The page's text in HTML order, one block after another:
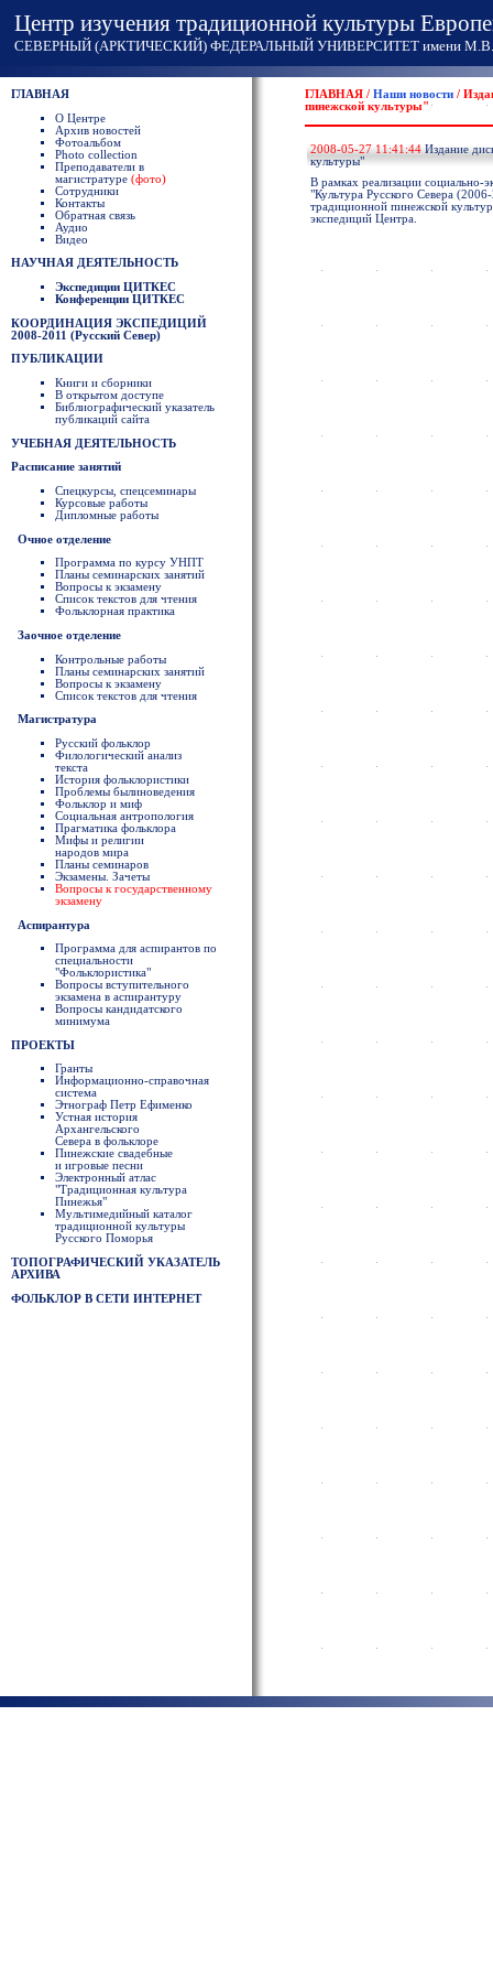
Центр изучения традиционной культуры
СЕВЕРНЫЙ (АРКТИЧЕСКИЙ) ФЕДЕРАЛЬНЫЙ УНИВЕРСИТЕТ имени М.В.
ГЛАВНАЯ
О Центре
Архив новостей
Фотоальбом
Photo collection
Преподаватели в
магистратуре (фото)
Сотрудники
Контакты
Обратная связь
Аудио
Видео
НАУЧНАЯ ДЕЯТЕЛЬНОСТЬ
Экспедиции ЦИТКЕС
Конференции ЦИТКЕС
КООРДИНАЦИЯ ЭКСПЕДИЦИЙ
2008-2011 (Русский Север)
ПУБЛИКАЦИИ
Книги и сборники
В открытом доступе
Библиографический указатель
публикаций сайта
УЧЕБНАЯ ДЕЯТЕЛЬНОСТЬ
Расписание занятий
Спецкурсы, спецсеминары
Курсовые работы
Дипломные работы
Очное отделение
Программа по курсу УНПТ
Планы семинарских занятий
Вопросы к экзамену
Список текстов для чтения
Фольклорная практика
Заочное отделение
Контрольные работы
Планы семинарских занятий
Вопросы к экзамену
Список текстов для чтения
Магистратура
Русский фольклор
Филологический анализ
текста
История фольклористики
Проблемы былиноведения
Фольклор и миф
Социальная антропология
Прагматика фольклора
Мифы и религии
народов мира
Планы семинаров
Экзамены. Зачеты
Вопросы к государственному
экзамену
Аспирантура
Программа для аспирантов по
специальности
"Фольклористика"
Вопросы вступительного
экзамена в аспирантуру
Вопросы кандидатского
минимума
ПРОЕКТЫ
Гранты
Информационно-справочная
система
Этнограф Петр Ефименко
Устная история
Архангельского
Севера в фольклоре
Пинежские свадебные
и игровые песни
Электронный атлас
"Традиционная культура
Пинежья"
Мультимедийный каталог
традиционной культуры
Русского Поморья
ТОПОГРАФИЧЕСКИЙ УКАЗАТЕЛЬ
АРХИВА
ФОЛЬКЛОР В СЕТИ ИНТЕРНЕТ
ГЛАВНАЯ / Наши новости /
пинежской культуры"
2008-05-27 11:41:44Издание
культуры"
В рамках реализации социально-
"Культура Русского Севера
традиционной пинежской
экспедиций Центра.